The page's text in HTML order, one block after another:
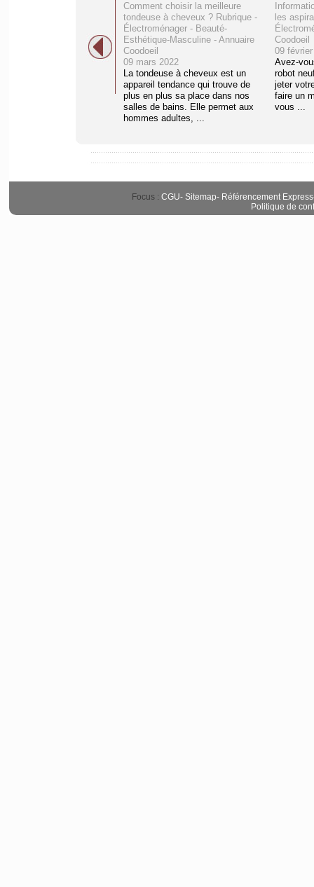
Comment choisir la meilleure
tondeuse à cheveux ? Rubrique -
Électroménager - Beauté-
Esthétique-Masculine - Annuaire
Coodoeil
09 mars 2022
La tondeuse à cheveux est un
appareil tendance qui trouve de
plus en plus sa place dans nos
salles de bains. Elle permet aux
hommes adultes, ...
les
Coodoeil
09
Avez-
robot
jeter
faire un
vous ...
Focus : CGU- Sitemap- Référencement Express
Politique de